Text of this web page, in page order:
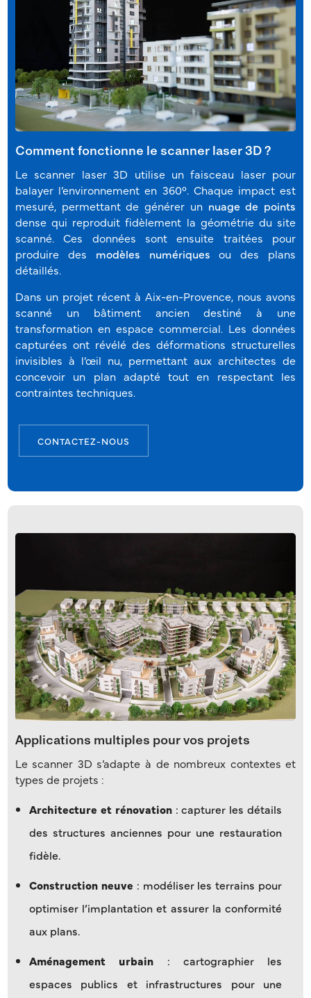
Comment fonctionne le scanner laser 3D ?
Le scanner laser 3D utilise un faisceau laser pour
balayer l’environnement en 360°. Chaque impact est
mesuré, permettant de générer un nuage de points
dense qui reproduit fidèlement la géométrie du site
scanné. Ces données sont ensuite traitées pour
produire des modèles numériques ou des plans
détaillés.
Dans un projet récent à Aix-en-Provence, nous avons
scanné un bâtiment ancien destiné à une
transformation en espace commercial. Les données
capturées ont révélé des déformations structurelles
invisibles à l’œil nu, permettant aux architectes de
concevoir un plan adapté tout en respectant les
contraintes techniques.
CONTACTEZ-NOUS
Applications multiples pour vos projets
Le scanner 3D s’adapte à de nombreux contextes et
types de projets :
Architecture et rénovation: capturer les détails
des structures anciennes pour une restauration
fidèle.
Construction neuve : modéliser les terrains pour
optimiser l’implantation et assurer la conformité
aux plans.
Aménagement urbain : cartographier les
espaces publics et infrastructures pour une